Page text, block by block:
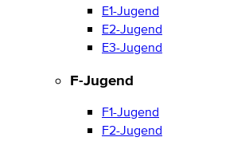
E1-Jugend
E2-Jugend
E3-Jugend
F-Jugend
F1-Jugend
F2-Jugend